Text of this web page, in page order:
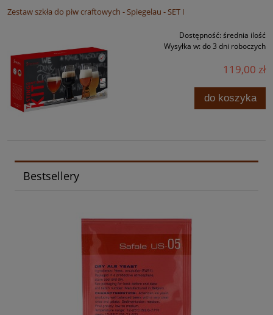
Zestaw szkła do piw craftowych - Spiegelau - SET I
Dostępność: średnia ilość
Wysyłka w: do 3 dni roboczych
119,00 zł
do koszyka
Bestsellery